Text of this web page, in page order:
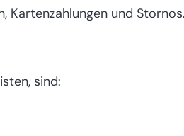
Kartenzahlungen und
sind: